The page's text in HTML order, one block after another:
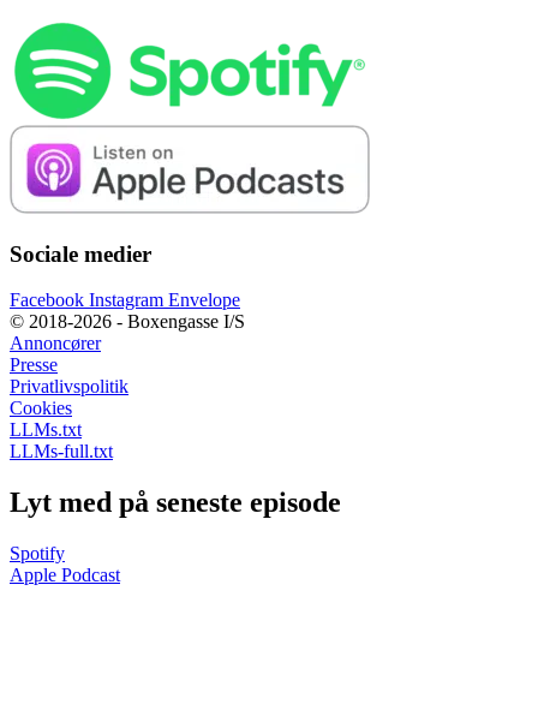
Sociale medier
Facebook Instagram Envelope
© 2018-2026 - Boxengasse I/S
Annoncører
Presse
Privatlivspolitik
Cookies
LLMs.txt
LLMs-full.txt
Lyt med på seneste episode
Spotify
Apple Podcast